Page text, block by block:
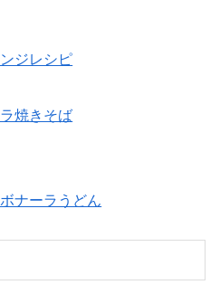
ジレシピ
焼きそば
ナーラうどん